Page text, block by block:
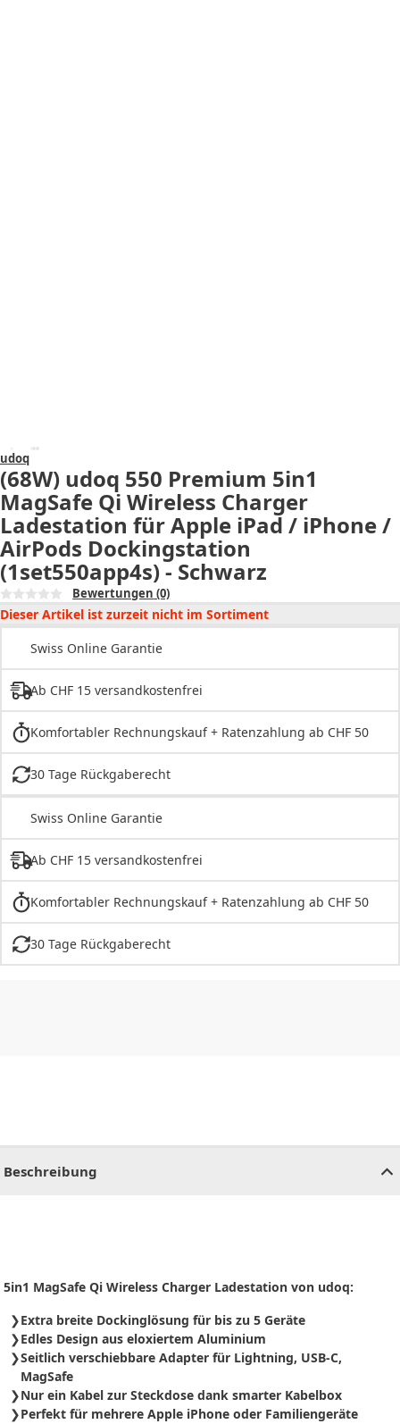
udoq
(68W) udoq 550 Premium 5in1
MagSafe Qi Wireless Charger
Ladestation für Apple iPad / iPhone /
AirPods Dockingstation
(1set550app4s) - Schwarz
Bewertungen (0)
Dieser Artikel ist zurzeit nicht im Sortiment
Swiss Online Garantie
Ab CHF 15 versandkostenfrei
Komfortabler Rechnungskauf + Ratenzahlung ab CHF 50
30 Tage Rückgaberecht
Swiss Online Garantie
Ab CHF 15 versandkostenfrei
Komfortabler Rechnungskauf + Ratenzahlung ab CHF 50
30 Tage Rückgaberecht
Beschreibung
5in1 MagSafe Qi Wireless Charger Ladestation von udoq:
Extra breite Dockinglösung für bis zu 5 Geräte
Edles Design aus eloxiertem Aluminium
Seitlich verschiebbare Adapter für Lightning, USB-C,
MagSafe
Nur ein Kabel zur Steckdose dank smarter Kabelbox
Perfekt für mehrere Apple iPhone oder Familiengeräte